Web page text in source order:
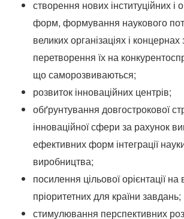
створення нових інституційних і
форм, формування наукового
великих організаціях і
перетворення їх на
що саморозвиваються;
розвиток інноваційних центрів;
обґрунтування довгострокової
інноваційної сфери за рахунок
ефективних форм інтеграції
виробництва;
посилення цільової орієнтації
пріоритетних для країни завдань;
стимулювання перспективних